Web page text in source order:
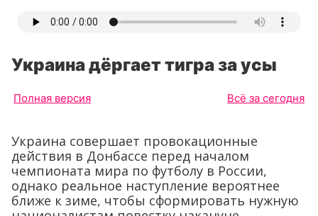
Украина дёргает тигра за усы
Полная версия Всё за сегодня
Украина совершает провокационные
действия в Донбассе перед началом
чемпионата мира по футболу в России,
однако реальное наступление вероятнее
ближе к зиме, чтобы сформировать нужную